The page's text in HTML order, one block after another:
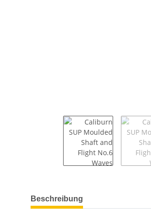
weitere Registerkarten anzeigen
Beschreibung